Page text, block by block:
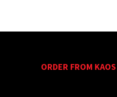
ORDER FROM KAOS